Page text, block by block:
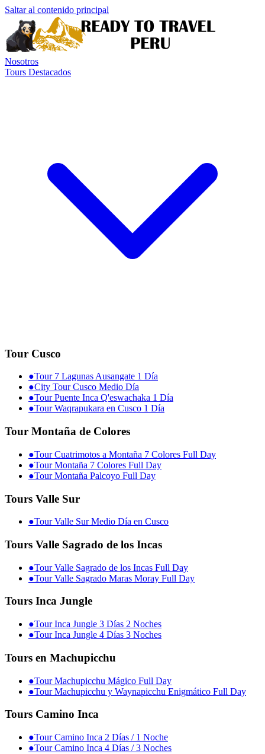
Saltar al contenido principal
Nosotros
Tours Destacados
Tour Cusco
●Tour 7 Lagunas Ausangate 1 Día
●City Tour Cusco Medio Día
●Tour Puente Inca Q'eswachaka 1 Día
●Tour Waqrapukara en Cusco 1 Día
Tour Montaña de Colores
●Tour Cuatrimotos a Montaña 7 Colores Full Day
●Tour Montaña 7 Colores Full Day
●Tour Montaña Palcoyo Full Day
Tours Valle Sur
●Tour Valle Sur Medio Día en Cusco
Tours Valle Sagrado de los Incas
●Tour Valle Sagrado de los Incas Full Day
●Tour Valle Sagrado Maras Moray Full Day
Tours Inca Jungle
●Tour Inca Jungle 3 Días 2 Noches
●Tour Inca Jungle 4 Días 3 Noches
Tours en Machupicchu
●Tour Machupicchu Mágico Full Day
●Tour Machupicchu y Waynapicchu Enigmático Full Day
Tours Camino Inca
●Tour Camino Inca 2 Días / 1 Noche
●Tour Camino Inca 4 Días / 3 Noches